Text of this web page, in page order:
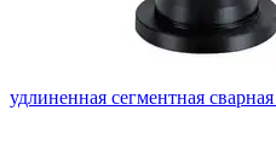
удлиненная сегментная сварная